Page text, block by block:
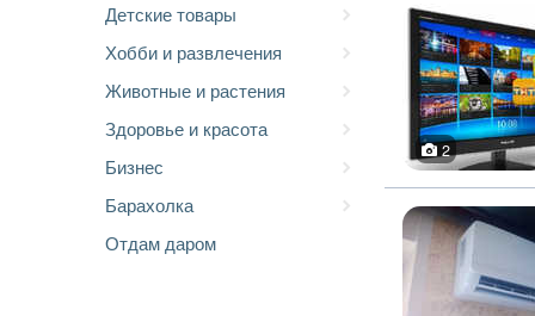
Детские товары
Хобби и развлечения
Животные и растения
Здоровье и красота
Бизнес
Барахолка
Отдам даром
2